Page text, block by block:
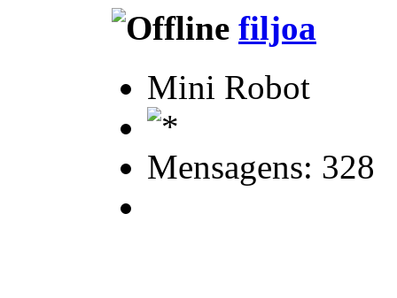
filjoa
Mini Robot
Mensagens: 328